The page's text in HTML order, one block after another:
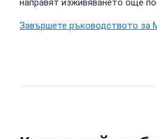
направят изживяването още
Завършете ръководството за